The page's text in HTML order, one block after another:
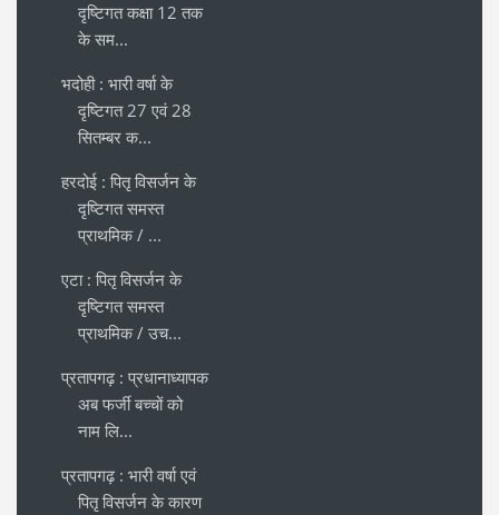
दृष्टिगत कक्षा 12 तक
के सम...
भदोही : भारी वर्षा के
दृष्टिगत 27 एवं 28
सितम्बर क...
हरदोई : पितृ विसर्जन के
दृष्टिगत समस्त
प्राथमिक / ...
एटा : पितृ विसर्जन के
दृष्टिगत समस्त
प्राथमिक / उच...
प्रतापगढ़ : प्रधानाध्यापक
अब फर्जी बच्चों को
नाम लि...
प्रतापगढ़ : भारी वर्षा एवं
पितृ विसर्जन के कारण